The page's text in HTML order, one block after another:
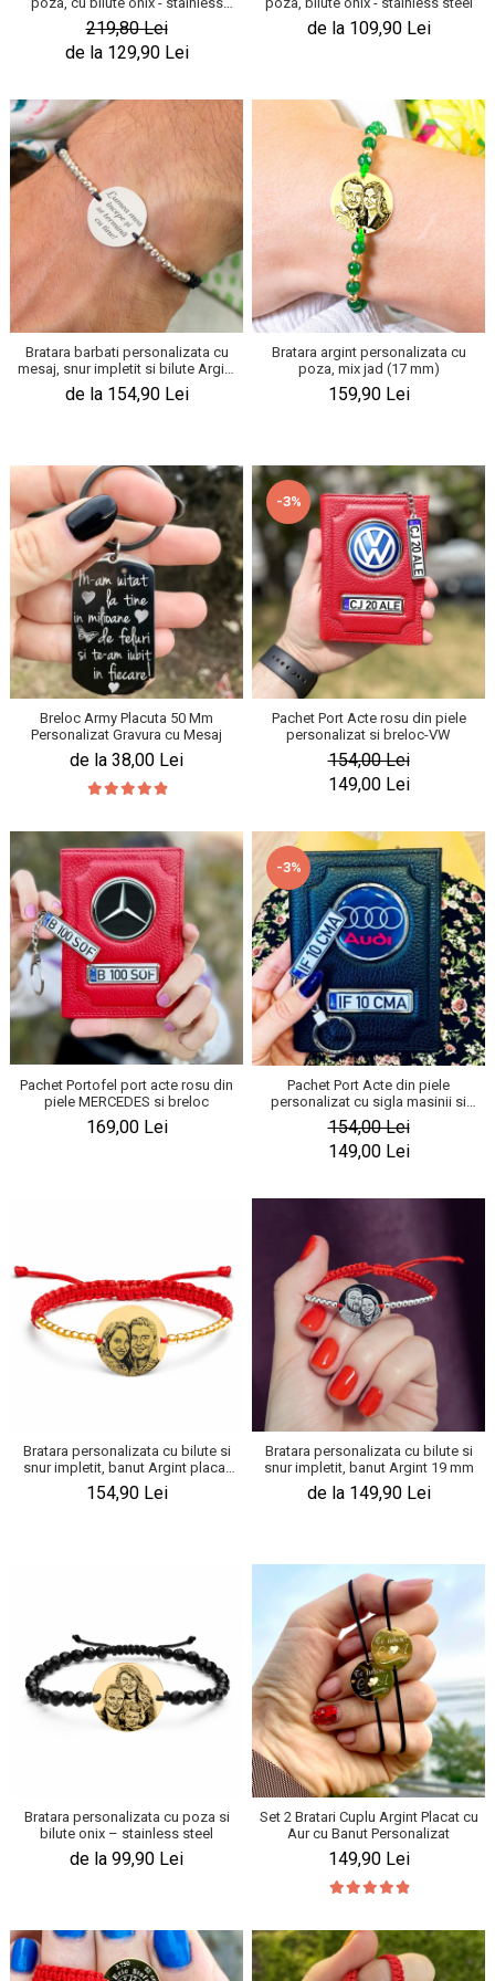
KIA
Moto
Chei auto
Cuplu
Pentru iubit
Pentru mama
Pentru tata
Echipe de fotbal
Brelocuri cu mesaje amuzante
Cadouri pentru parinti de Craciun
Dupa varsta
Nou nascuti
1 an
18 ani
25 ani
40 ani
50 ani
60 ani
steel
219,80 Lei
de la 129,90 Lei
de la 109,90 Lei
Bratara barbati personalizata cu
mesaj, snur impletit si bilute Argint
(19 mm)
de la 154,90 Lei
Bratara argint personalizata cu
poza, mix jad (17 mm)
159,90 Lei
Breloc Army Placuta 50 Mm
Personalizat Gravura cu Mesaj
de la 38,00 Lei
-3%
Pachet Port Acte rosu din piele
personalizat si breloc-VW
154,00 Lei
149,00 Lei
Pachet Portofel port acte rosu din
piele MERCEDES si breloc
169,00 Lei
-3%
Pachet Port Acte din piele
personalizat cu sigla masinii si
breloc
154,00 Lei
149,00 Lei
Bratara personalizata cu bilute si
snur impletit, banut Argint placat
cu aur 19 mm
154,90 Lei
Bratara personalizata cu bilute si
snur impletit, banut Argint 19 mm
de la 149,90 Lei
Bratara personalizata cu poza si
bilute onix – stainless steel
de la 99,90 Lei
Set 2 Bratari Cuplu Argint Placat cu
Aur cu Banut Personalizat
149,90 Lei